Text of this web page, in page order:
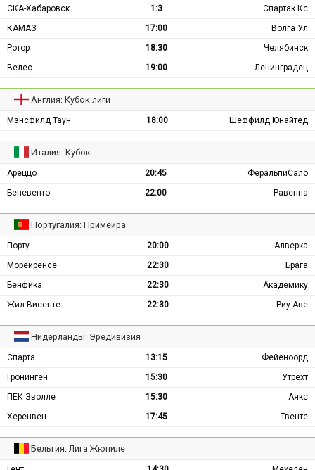
СКА-Хабаровск 1:3
Спартак Кс
КАМАЗ
17:00
Волга Ул
Ротор
18:30
Челябинск
Велес
19:00 Ленинградец
Англия: Кубок лиги
Мэнсфилд Таун 18:00 Шеффилд Юнайтед
Италия: Кубок
Ареццо 20:45
ФеральпиСало
Беневенто
22:00 Равенна
Португалия: Примейра
Порту 20:00
Алверка
Морейренсе
22:30
Брага
Бенфика
22:30
Академику
Жил Висенте
22:30 Риу Аве
Нидерланды: Эредивизия
Спарта 13:15
Фейеноорд
Гронинген
15:30
Утрехт
ПЕК Зволле
15:30
Аякс
Херенвен
17:45 Твенте
Бельгия: Лига Жюпиле